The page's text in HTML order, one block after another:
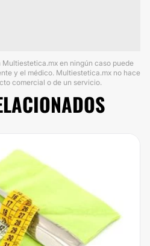
en ningún caso puede
y el médico. Multiestetica.mx no hace
comercial o de un servicio.